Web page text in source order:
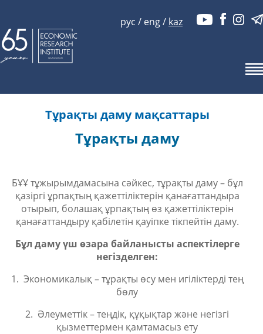
рус / eng/ kaz
Тұрақты даму мақсаттары
Тұрақты даму
БҰҰ тұжырымдамасына сәйкес, тұрақты даму – бұл
қазіргі ұрпақтың қажеттіліктерін қанағаттандыра
отырып, болашақ ұрпақтың өз қажеттіліктерін
қанағаттандыру қабілетін қауіпке тікпейтін даму.
Бұл даму үш өзара байланысты аспектілерге
негізделген:
1. Экономикалық– тұрақты өсу мен игіліктерді тең
бөлу
2. Әлеуметтік– теңдік, құқықтар және негізгі
қызметтермен қамтамасыз ету